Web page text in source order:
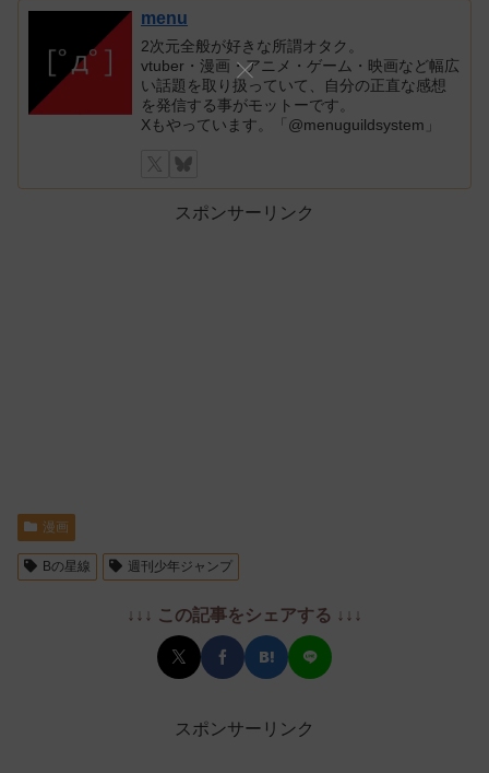
menu
2次元全般が好きな所謂オタク。
vtuber・漫画・アニメ・ゲーム・映画など幅広
い話題を取り扱っていて、自分の正直な感想
を発信する事がモットーです。
Xもやっています。「@menuguildsystem」
スポンサーリンク
漫画
Bの星線 週刊少年ジャンプ
↓↓↓ この記事をシェアする ↓↓↓
スポンサーリンク